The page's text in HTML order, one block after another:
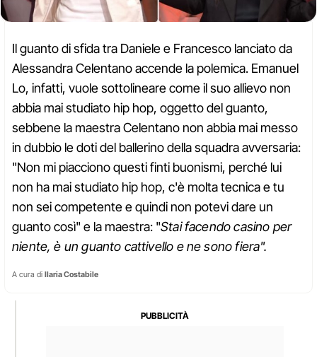
Il guanto di sfida tra Daniele e Francesco lanciato da
Alessandra Celentano accende la polemica. Emanuel
Lo, infatti, vuole sottolineare come il suo allievo non
abbia mai studiato hip hop, oggetto del guanto,
sebbene la maestra Celentano non abbia mai messo
in dubbio le doti del ballerino della squadra avversaria:
"Non mi piacciono questi finti buonismi, perché lui
non ha mai studiato hip hop, c'è molta tecnica e tu
non sei competente e quindi non potevi dare un
guanto così" e la maestra: "Stai facendo casino per
niente, è un guanto cattivello e ne sono fiera".
A cura di Ilaria Costabile